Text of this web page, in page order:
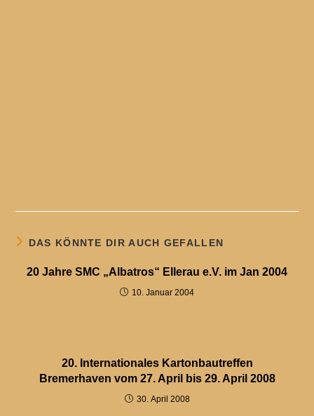
DAS KÖNNTE DIR AUCH GEFALLEN
20 Jahre SMC „Albatros“ Ellerau e.V. im Jan 2004
10. Januar 2004
20. Internationales Kartonbautreffen
Bremerhaven vom 27. April bis 29. April 2008
30. April 2008